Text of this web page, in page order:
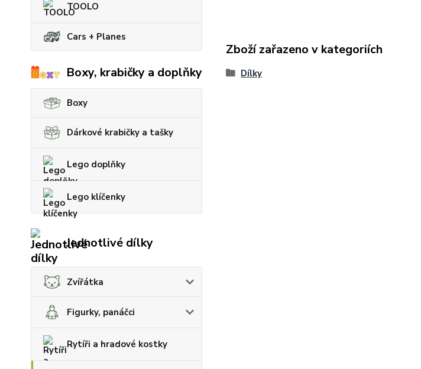
TOOLO
Cars + Planes
Boxy, krabičky a doplňky
Boxy
Dárkové krabičky a tašky
Lego doplňky
Lego klíčenky
Jednotlivé dílky
Zvířátka
Figurky, panáčci
Rytíři a hradové kostky
Zboží zařazeno v kategoriích
Dílky